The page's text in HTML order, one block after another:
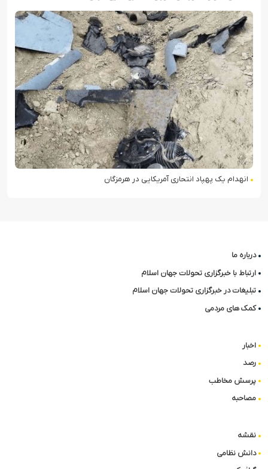
انهدام یک پهپاد انتحاری آمریکایی در هرمزگان
درباره ما
ارتباط با خبرگزاری تحولات جهان اسلام
تبلیغات در خبرگزاری تحولات جهان اسلام
کمک های مردمی
اخبار
رصد
پرسش مخاطب
مصاحبه
نقشه
دانش نظامی